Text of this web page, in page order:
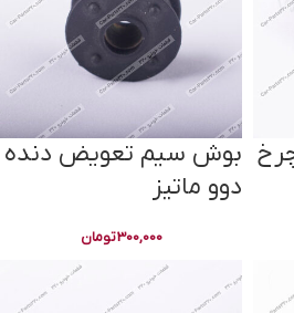
بوش سیم تعویض دنده
دوو ماتیز
300,000تومان